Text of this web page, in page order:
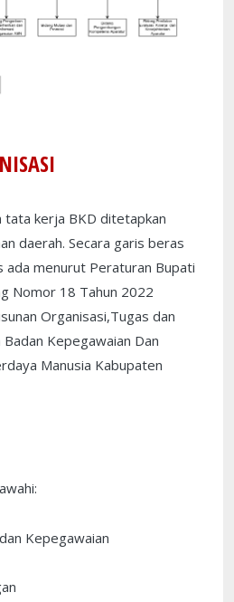
tata kerja BKD ditetapkan
daerah. Secara garis beras
ada menurut Peraturan Bupati
Nomor 18 Tahun 2022
Organisasi,Tugas dan
Kepegawaian Dan
Manusia Kabupaten
Kepegawaian